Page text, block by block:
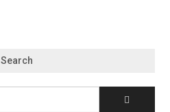
Search